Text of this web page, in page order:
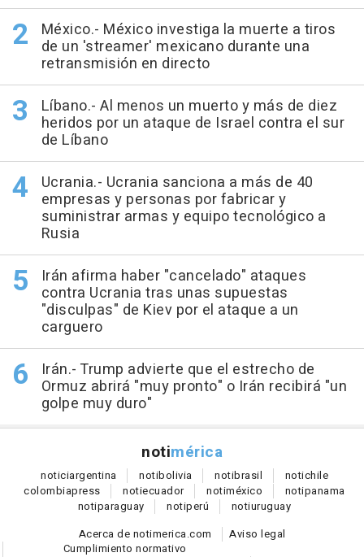
México.- México investiga la muerte a tiros
de un 'streamer' mexicano durante una
retransmisión en directo
Líbano.- Al menos un muerto y más de diez
heridos por un ataque de Israel contra el sur
de Líbano
Ucrania.- Ucrania sanciona a más de 40
empresas y personas por fabricar y
suministrar armas y equipo tecnológico a
Rusia
Irán afirma haber "cancelado" ataques
contra Ucrania tras unas supuestas
"disculpas" de Kiev por el ataque a un
carguero
Irán.- Trump advierte que el estrecho de
Ormuz abrirá "muy pronto" o Irán recibirá "un
golpe muy duro"
notimérica
noticiargentina notibolivia notibrasil notichile
colombiapress notiecuador notiméxico notipanama
notiparaguay notiperú notiuruguay
Acerca de notimerica.com
Aviso legal
Cumplimiento normativo